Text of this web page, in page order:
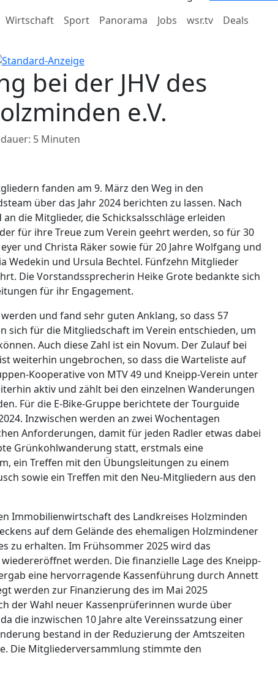
Wirtschaft Sport Panorama Jobs wsr.tv
Deals
bei der JHV des
e.V.
5 Minuten
fanden am 9. März den Weg in den
über das Jahr 2024 berichten zu lassen. Nach
die Mitglieder, die Schicksalsschläge erleiden
für ihre Treue zum Verein geehrt werden, so für 30
und Christa Räker sowie für 20 Jahre Wolfgang und
Wedekin und Ursula Bechtel. Fünfzehn Mitglieder
Die Vorstandssprecherin Heike Grote bedankte sich
für ihr Engagement.
und fand sehr guten Anklang, so dass 57
sich für die Mitgliedschaft im Verein entschieden, um
Auch diese Zahl ist ein Novum. Der Zulauf bei
weiterhin ungebrochen, so dass die Warteliste auf
Kooperative von MTV 49 und Kneipp-Verein unter
aktiv und zählt bei den einzelnen Wanderungen
Für die E-Bike-Gruppe berichtete der Tourguide
Inzwischen werden an zwei Wochentagen
Anforderungen, damit für jeden Radler etwas dabei
Grünkohlwanderung statt, erstmals eine
ein Treffen mit den Übungsleitungen zu einem
sowie ein Treffen mit den Neu-Mitgliedern aus den
Immobilienwirtschaft des Landkreises Holzminden
auf dem Gelände des ehemaligen Holzmindener
zu erhalten. Im Frühsommer 2025 wird das
werden. Die finanzielle Lage des Kneipp-
eine hervorragende Kassenführung durch Annett
werden zur Finanzierung des im Mai 2025
der Wahl neuer Kassenprüferinnen wurde über
die inzwischen 10 Jahre alte Vereinssatzung einer
bestand in der Reduzierung der Amtszeiten
Die Mitgliederversammlung stimmte den